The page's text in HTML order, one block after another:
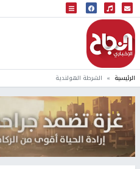
البث المباشر
إذاعة النجاح
الرئيسية الشرطة الهولندية